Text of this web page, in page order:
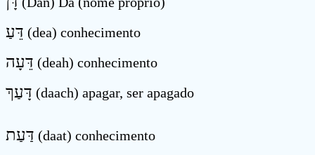
דֵּעַ (dea) conhecimento
דֵּעָה (deah) conhecimento
דָּעַךְ (daach) apagar, ser apagado
דַּעַת (daat) conhecimento